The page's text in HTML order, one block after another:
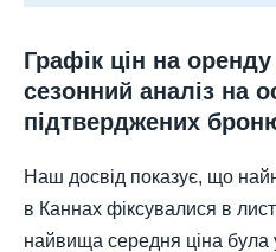
Графік цін на
сезонний аналіз на
підтверджених
Наш досвід показує, що
в Каннах фіксувалися в
найвища середня ціна була